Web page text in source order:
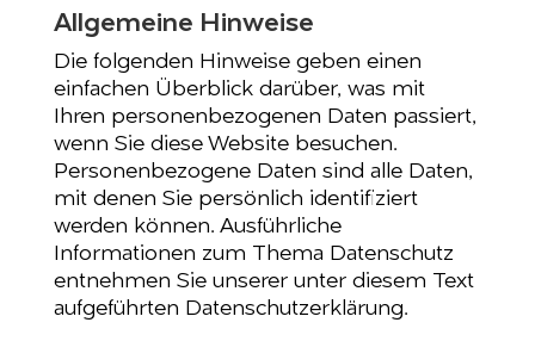
Allgemeine Hinweise
Die folgenden Hinweise geben einen
einfachen Überblick darüber, was mit
Ihren personenbezogenen Daten passiert,
wenn Sie diese Website besuchen.
Personenbezogene Daten sind alle Daten,
mit denen Sie persönlich identifiziert
werden können. Ausführliche
Informationen zum Thema Datenschutz
entnehmen Sie unserer unter diesem Text
aufgeführten Datenschutzerklärung.